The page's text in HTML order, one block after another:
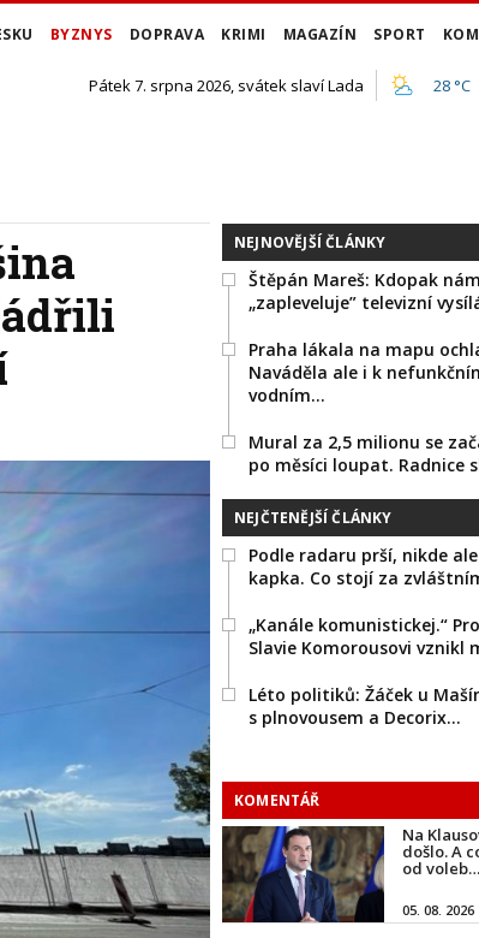
BYZNYS DOPRAVA KRIMI MAGAZÍN SPORT
Pátek 7. srpna 2026, svátek slaví Lada 28 °C
NEJNOVĚJŠÍ ČLÁNKY
Štěpán Mareš: Kdopak
„zapleveluje” televizní
Praha lákala na mapu
Naváděla ale i k
vodním…
Mural za 2,5 milionu se
po měsíci loupat. Radnice
NEJČTENĚJŠÍ ČLÁNKY
Podle radaru prší, nikde
kapka. Co stojí za
„Kanále komunistickej.“
Slavie Komorousovi vznikl
Léto politiků: Žáček u
s plnovousem a Decorix…
KOMENTÁŘ
Na
došlo. A
od voleb…
05. 08. 2026